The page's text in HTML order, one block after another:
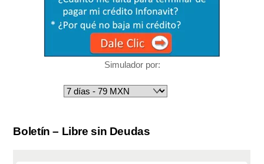
Simulador por:
Boletín – Libre sin Deudas